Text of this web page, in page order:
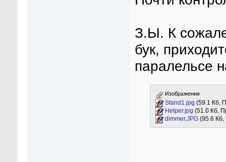
З.Ы. К
бук,
паралельсе
Изображения
Stand1.jpg (59.1 Кб,
Helper.jpg (51.0 Кб,
dimmer.JPG (95.6 Кб,